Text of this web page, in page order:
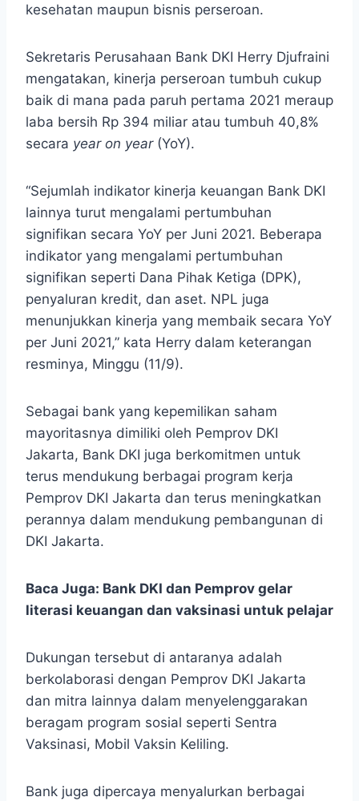
kesehatan maupun bisnis perseroan.
Sekretaris Perusahaan Bank DKI Herry Djufraini
mengatakan, kinerja perseroan tumbuh cukup
baik di mana pada paruh pertama 2021 meraup
laba bersih Rp 394 miliar atau tumbuh 40,8%
secara year on year(YoY).
“Sejumlah indikator kinerja keuangan Bank DKI
lainnya turut mengalami pertumbuhan
signifikan secara YoY per Juni 2021. Beberapa
indikator yang mengalami pertumbuhan
signifikan seperti Dana Pihak Ketiga (DPK),
penyaluran kredit, dan aset. NPL juga
menunjukkan kinerja yang membaik secara YoY
per Juni 2021,” kata Herry dalam keterangan
resminya, Minggu (11/9).
Sebagai bank yang kepemilikan saham
mayoritasnya dimiliki oleh Pemprov DKI
Jakarta, Bank DKI juga berkomitmen untuk
terus mendukung berbagai program kerja
Pemprov DKI Jakarta dan terus meningkatkan
perannya dalam mendukung pembangunan di
DKI Jakarta.
Baca Juga: Bank DKI dan Pemprov gelar
literasi keuangan dan vaksinasi untuk pelajar
Dukungan tersebut di antaranya adalah
berkolaborasi dengan Pemprov DKI Jakarta
dan mitra lainnya dalam menyelenggarakan
beragam program sosial seperti Sentra
Vaksinasi, Mobil Vaksin Keliling.
Bank juga dipercaya menyalurkan berbagai